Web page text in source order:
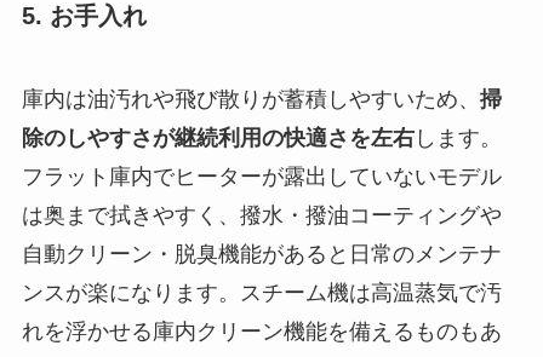
5. お手入れ
庫内は油汚れや飛び散りが蓄積しやすいため、 掃
除のしやすさが継続利用の快適さを左右します。
フラット庫内でヒーターが露出していないモデル
は奥まで拭きやすく、撥水・撥油コーティングや
自動クリーン・脱臭機能があると日常のメンテナ
ンスが楽になります。スチーム機は高温蒸気で汚
れを浮かせる庫内クリーン機能を備えるものもあ